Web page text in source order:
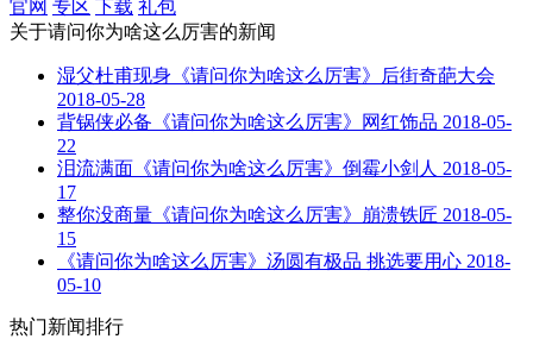
官网 专区 下载 礼包
关于请问你为啥这么厉害的新闻
湿父杜甫现身《请问你为啥这么厉害》后街奇葩大会
2018-05-28
背锅侠必备《请问你为啥这么厉害》网红饰品 2018-05-
22
泪流满面《请问你为啥这么厉害》倒霉小剑人 2018-05-
17
整你没商量《请问你为啥这么厉害》崩溃铁匠 2018-05-
15
《请问你为啥这么厉害》汤圆有极品 挑选要用心 2018-
05-10
热门新闻排行